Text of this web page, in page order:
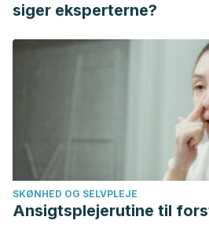
Pérez Martínez P et al. Lifestyle
prevention and management of
international panel
Poti J.M et al. Ultra-processed
What Really Matters for Health –
Current Obesity Reports
2017.6(4):420-431.
Prinz Ph. The role of dietary
composition or just calories?.
siger eksperterne?
SKØNHED OG SELVPLEJE
Ansigtsplejerutine til